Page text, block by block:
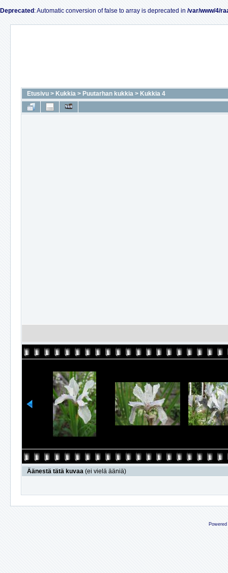
Deprecated : Automatic conversion of false to array is deprecated in /var/www/4/
Etusivu > Kukkia > Puutarhan kukkia > Kukkia 4
Äänestä tätä kuvaa (ei vielä ääniä)